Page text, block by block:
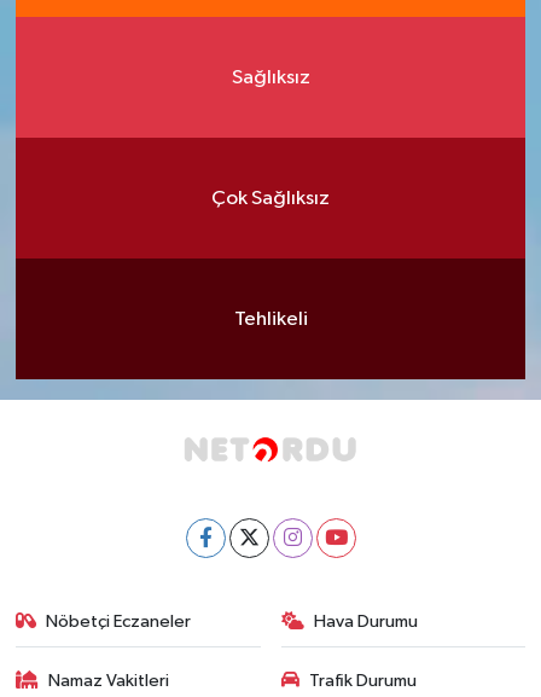
Sağlıksız
Çok Sağlıksız
Tehlikeli
Nöbetçi Eczaneler Hava Durumu
Namaz Vakitleri Trafik Durumu